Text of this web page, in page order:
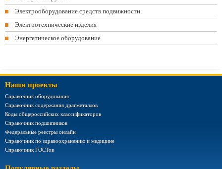
Электрооборудование средств подвижности
Электротехнические изделия
Энергетическое оборудование
Наши проекты
Справочник оборудования
Справочник содержания драгметаллов
Коды общероссийских классификаторов
Справочник подшипников
Федеральные реестры онлайн
Справочник по здравоохранению и медицине
Справочник ГОСТов